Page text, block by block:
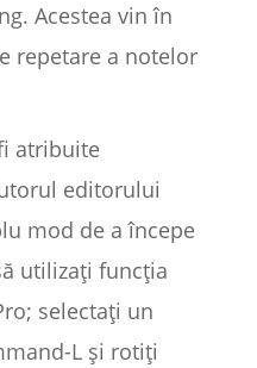
Acestea vin în
repetare a notelor
atribuite
editorului
mod de a începe
utilizați funcția
selectați un
L și rotiți